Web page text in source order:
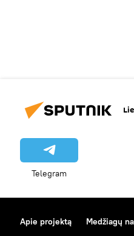
Telegram
Apie projektą Medžiagų